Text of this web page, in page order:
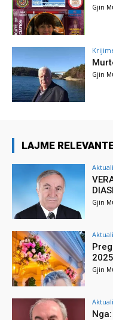
Gjin
Gjin
LAJME
Gjin
2025
Gjin